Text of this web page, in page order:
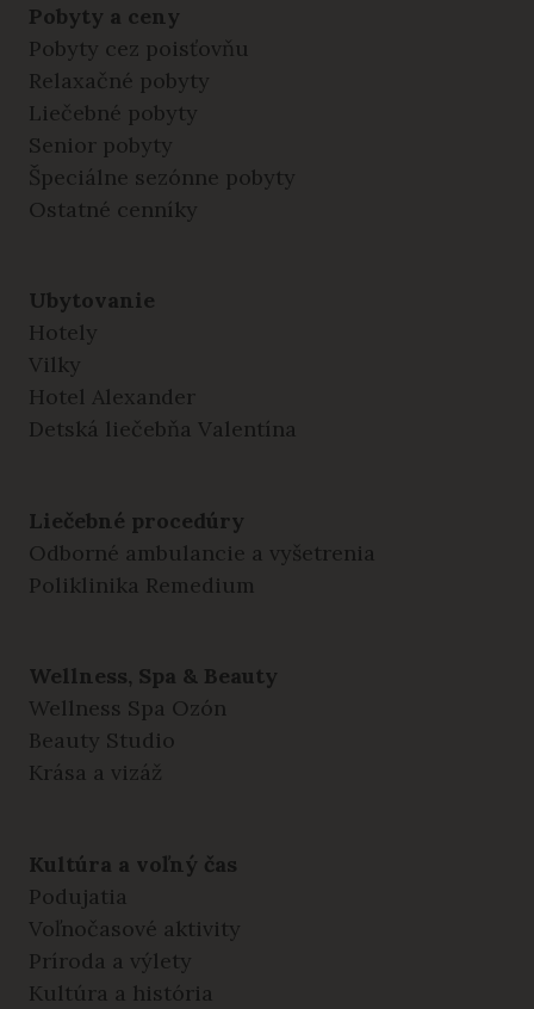
Pobyty a ceny
Pobyty cez poisťovňu
Relaxačné pobyty
Liečebné pobyty
Senior pobyty
Špeciálne sezónne pobyty
Ostatné cenníky
Ubytovanie
Hotely
Vilky
Hotel Alexander
Detská liečebňa Valentína
Liečebné procedúry
Odborné ambulancie a vyšetrenia
Poliklinika Remedium
Wellness, Spa & Beauty
Wellness Spa Ozón
Beauty Studio
Krása a vizáž
Kultúra a voľný čas
Podujatia
Voľnočasové aktivity
Príroda a výlety
Kultúra a história